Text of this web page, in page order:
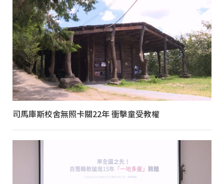
司馬庫斯校舍無照卡關22年 衝擊童受教權